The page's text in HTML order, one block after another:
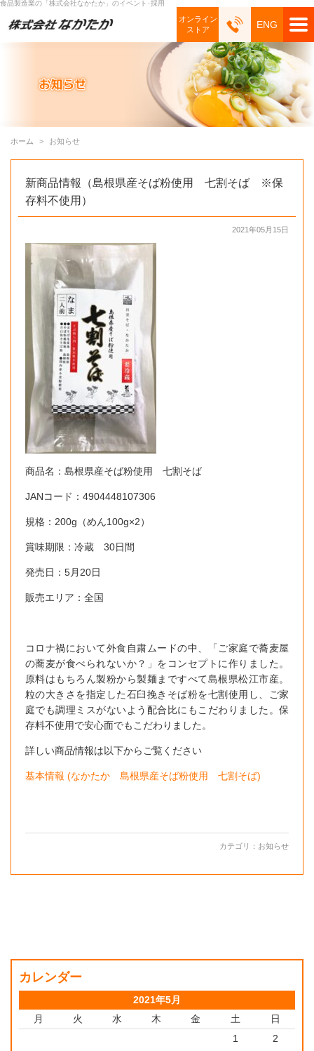
食品製造業の「株式会社なかたか」のイベント･採用
オンライン
ストア
ENG
ホーム お知らせ
新商品情報（島根県産そば粉使用 七割そば ※保
存料不使用）
2021年05月15日
商品名：島根県産そば粉使用 七割そば
JANコード：4904448107306
規格：200g（めん100g×2）
賞味期限：冷蔵 30日間
発売日：5月20日
販売エリア：全国
コロナ禍において外食自粛ムードの中、「ご家庭で蕎麦屋
の蕎麦が食べられないか？」をコンセプトに作りました。
原料はもちろん製粉から製麺まですべて島根県松江市産。
粒の大きさを指定した石臼挽きそば粉を七割使用し、ご家
庭でも調理ミスがないよう配合比にもこだわりました。保
存料不使用で安心面でもこだわりました。
詳しい商品情報は以下からご覧ください
基本情報 (なかたか 島根県産そば粉使用 七割そば)
カテゴリ： お知らせ
カレンダー
2021年5月
月
火 水 木 金 土 日
1
2